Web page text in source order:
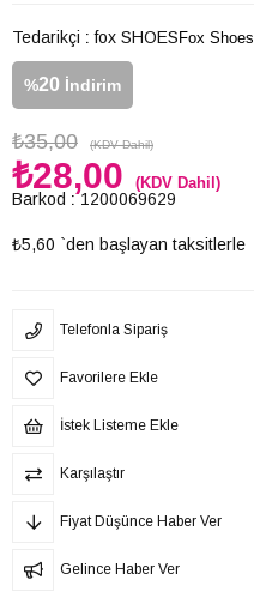
Tedarikçi : fox SHOES
%20 İndirim
₺35,00 (KDV Dahil)
₺28,00 (KDV Dahil)
Barkod : 1200069629
₺5,60 `den başlayan taksitlerle
Fox
Telefonla Sipariş
Favorilere Ekle
İstek Listeme Ekle
Karşılaştır
Fiyat Düşünce Haber Ver
Gelince Haber Ver